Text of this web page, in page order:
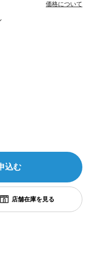
価格について
込む